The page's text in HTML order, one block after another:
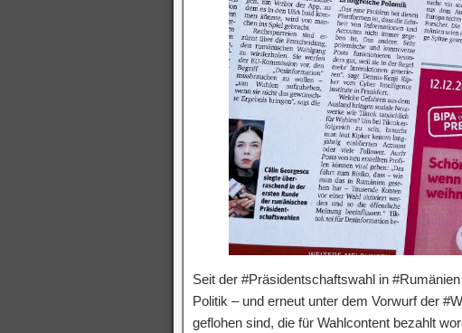
Seit der #Präsidentschaftswahl in
Politik – und erneut unter dem Vorwurf der
geflohen sind, die für Wahlcontent bezahlt